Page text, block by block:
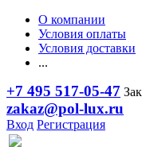
О компании
Условия оплаты
Условия доставки
...
+7 495 517-05-47
zakaz@pol-lux.ru
Вход Регистрация